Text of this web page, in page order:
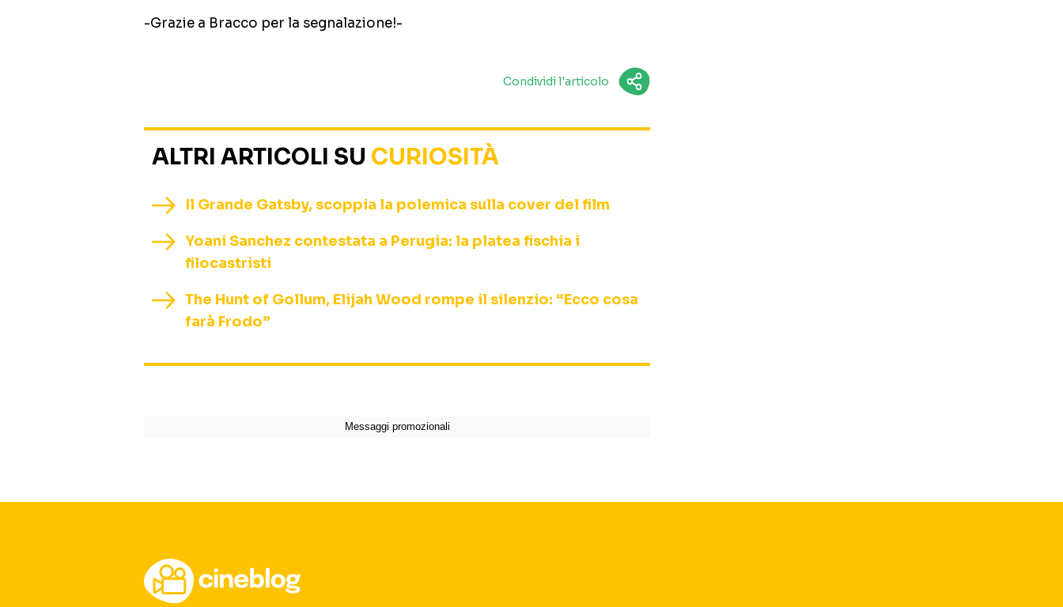
-Grazie a Bracco per la segnalazione!-
Condividi l'articolo
ALTRI ARTICOLI SU CURIOSITÀ
Il Grande Gatsby, scoppia la polemica sulla cover del film
Yoani Sanchez contestata a Perugia: la platea fischia i
filocastristi
The Hunt of Gollum, Elijah Wood rompe il silenzio: “Ecco cosa
farà Frodo”